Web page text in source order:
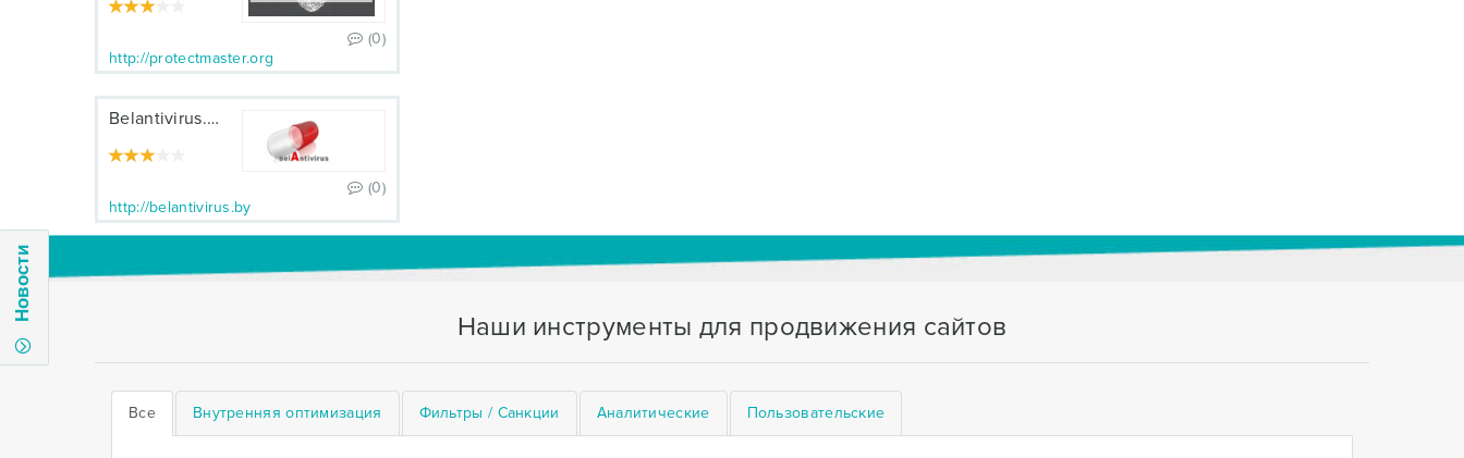
Новости
(0)
http://protectmaster.org
Belantivirus.by
(0)
http://belantivirus.by
Наши инструменты для продвижения сайтов
Все Внутренняя оптимизация Фильтры / Санкции Аналитические Пользовательские